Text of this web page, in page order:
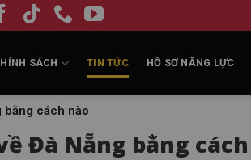
SÁCH TIN TỨC HỒ SƠ NĂNG LỰC
bằng cách nào
Đà Nẵng bằng cách